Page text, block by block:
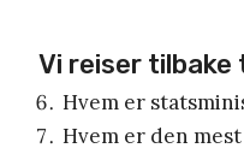
Vi reiser tilbake
Hvem er
Hvem er den